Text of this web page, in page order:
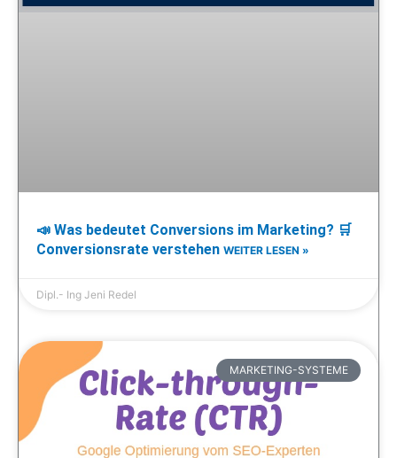
📣 Was bedeutet Conversions im Marketing? 🛒
Conversionsrate verstehen WEITER LESEN »
Dipl.- Ing Jeni Redel
MARKETING-SYSTEME